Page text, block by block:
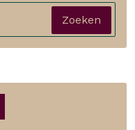
Zoeken